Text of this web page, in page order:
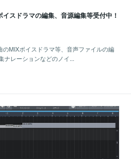
スドラマの編集、音源編集等受付中！
MIXボイスドラマ等、音声ファイルの編
ナレーションなどのノイ...